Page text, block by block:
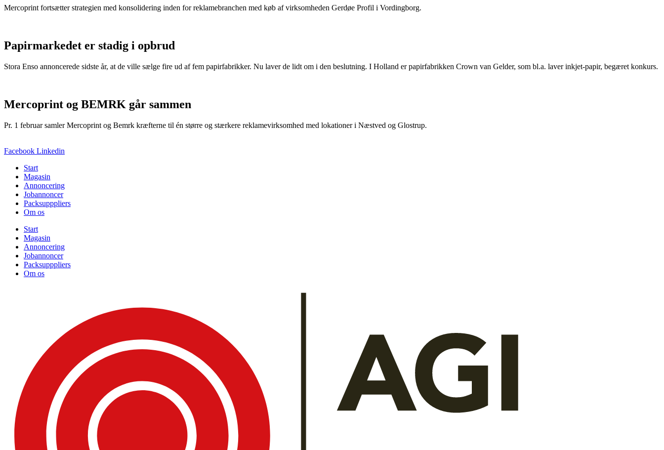
Mercoprint fortsætter strategien med konsolidering inden for reklamebranchen med køb af virksomheden Gerdøe Profil i Vordingborg.
Papirmarkedet er stadig i opbrud
Stora Enso annoncerede sidste år, at de ville sælge fire ud af fem papirfabrikker. Nu laver de lidt om i den beslutning. I Holland er papirfabrikken Crown van Gelder, som bl.a. laver inkjet-papir, begæret konkurs.
Mercoprint og BEMRK går sammen
Pr. 1 februar samler Mercoprint og Bemrk kræfterne til én større og stærkere reklamevirksomhed med lokationer i Næstved og Glostrup.
Facebook Linkedin
Start
Magasin
Annoncering
Jobannoncer
Packsupppliers
Om os
Start
Magasin
Annoncering
Jobannoncer
Packsupppliers
Om os